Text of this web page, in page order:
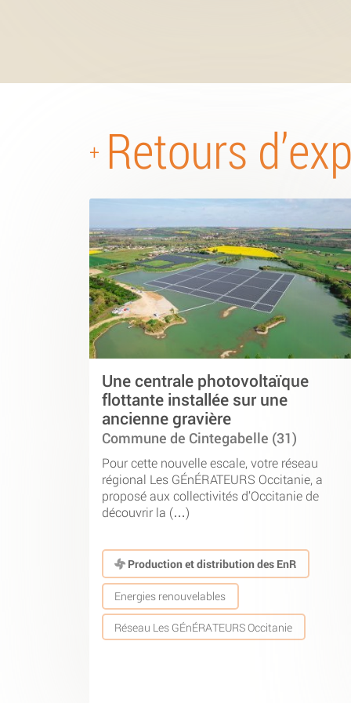
+ Retours
Une centrale photovoltaïque
flottante installée sur une
ancienne gravière
Commune de Cintegabelle (31)
Pour cette nouvelle escale, votre réseau
régional Les GÉnÉRATEURS Occitanie, a
proposé aux collectivités d’Occitanie de
découvrir la (…)
Production et distribution des EnR
Energies renouvelables
Réseau Les GÉnÉRATEURS Occitanie